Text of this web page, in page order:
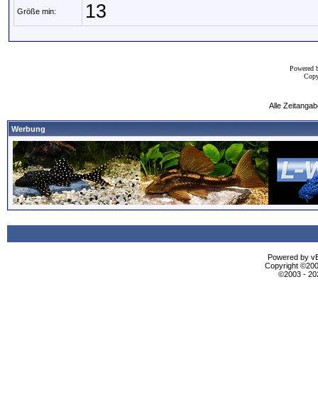
Größe min: 13
Powered
Alle
Werbung
Powered by
Copyright
©2003 -